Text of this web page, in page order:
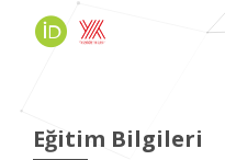
Eğitim Bilgileri